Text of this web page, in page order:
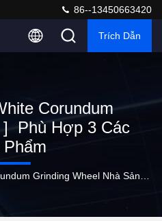
86--13450663420
Trích Dẫn
Corundum
] Phù Hợp 3 Các
Phẩm